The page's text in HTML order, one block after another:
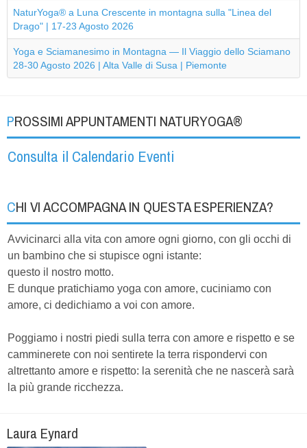
NaturYoga® a Luna Crescente in montagna sulla "Linea del
Drago" | 17-23 Agosto 2026
Yoga e Sciamanesimo in Montagna — Il Viaggio dello Sciamano
28-30 Agosto 2026 | Alta Valle di Susa | Piemonte
PROSSIMI APPUNTAMENTI NATURYOGA®
Consulta il Calendario Eventi
CHI VI ACCOMPAGNA IN QUESTA ESPERIENZA?
Avvicinarci alla vita con amore ogni giorno, con gli occhi di
un bambino che si stupisce ogni istante:
questo il nostro motto.
E dunque pratichiamo yoga con amore, cuciniamo con
amore, ci dedichiamo a voi con amore.
Poggiamo i nostri piedi sulla terra con amore e rispetto e se
camminerete con noi sentirete la terra rispondervi con
altrettanto amore e rispetto: la serenità che ne nascerà sarà
la più grande ricchezza.
Laura Eynard